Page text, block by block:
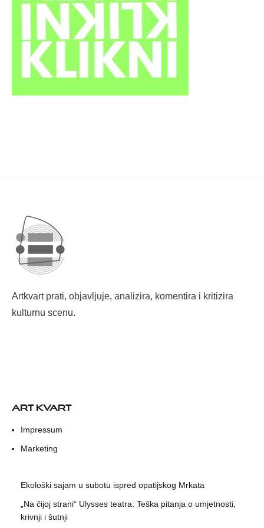
Artkvart prati, objavljuje, analizira, komentira i kritizira
kulturnu scenu.
ART KVART
Impressum
Marketing
Ekološki sajam u subotu ispred opatijskog Mrkata
„Na čijoj strani“ Ulysses teatra: Teška pitanja o umjetnosti,
krivnji i šutnji